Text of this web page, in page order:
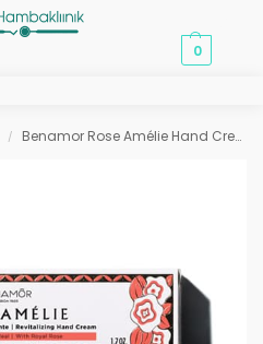
0
/ Benamor Rose Amélie Hand Cream kätekreem 50ml